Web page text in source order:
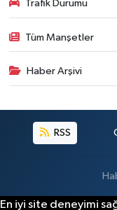
Trafik Durumu
Tüm Manşetler
Haber Arşivi
RSS
En iyi site deneyimi